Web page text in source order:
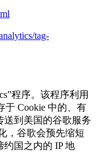
tag-
程序。该程序利用
于 Cookie 中的、有
送到美国的谷歌服务
，谷歌会预先缩短
国之内的 IP 地